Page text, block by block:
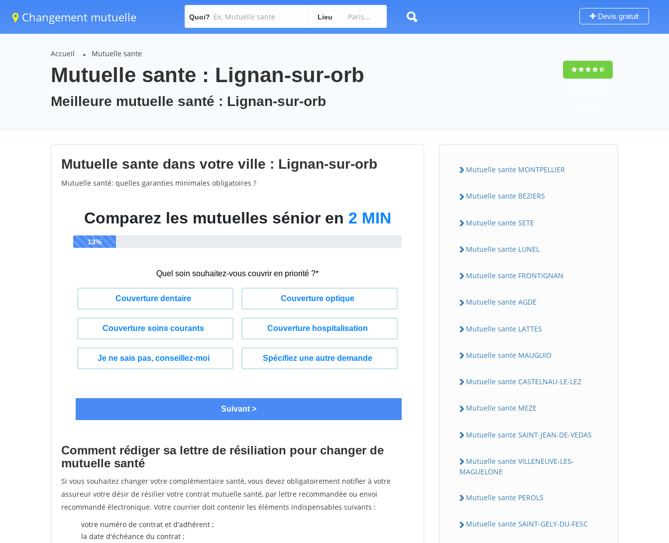
Changement mutuelle Quoi? Lieu Devis gratuit
Accueil Mutuelle sante
Mutuelle sante : Lignan-sur-orb
Meilleure mutuelle santé : Lignan-sur-orb
Mutuelle sante dans votre ville : Lignan-sur-orb
Mutuelle santé: quelles garanties minimales obligatoires ?
Comment rédiger sa lettre de résiliation pour changer de
mutuelle santé
Si vous souhaitez changer votre complémentaire santé, vous devez obligatoirement notifier à votre
assureur votre désir de résilier votre contrat mutuelle santé, par lettre recommandée ou envoi
recommandé électronique. Votre courrier doit contenir les éléments indispensables suivants :
votre numéro de contrat et d'adhérent ;
la date d'échéance du contrat ;
Mutuelle sante MONTPELLIER
Mutuelle sante BEZIERS
Mutuelle sante SETE
Mutuelle sante LUNEL
Mutuelle sante FRONTIGNAN
Mutuelle sante AGDE
Mutuelle sante LATTES
Mutuelle sante MAUGUIO
Mutuelle sante CASTELNAU-LE-LEZ
Mutuelle sante MEZE
Mutuelle sante SAINT-JEAN-DE-VEDAS
Mutuelle sante VILLENEUVE-LES-
MAGUELONE
Mutuelle sante PEROLS
Mutuelle sante SAINT-GELY-DU-FESC